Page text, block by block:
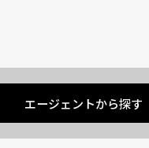
エージェントから探す